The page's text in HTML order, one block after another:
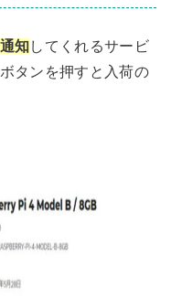
知してくれるサービ
タンを押すと入荷の